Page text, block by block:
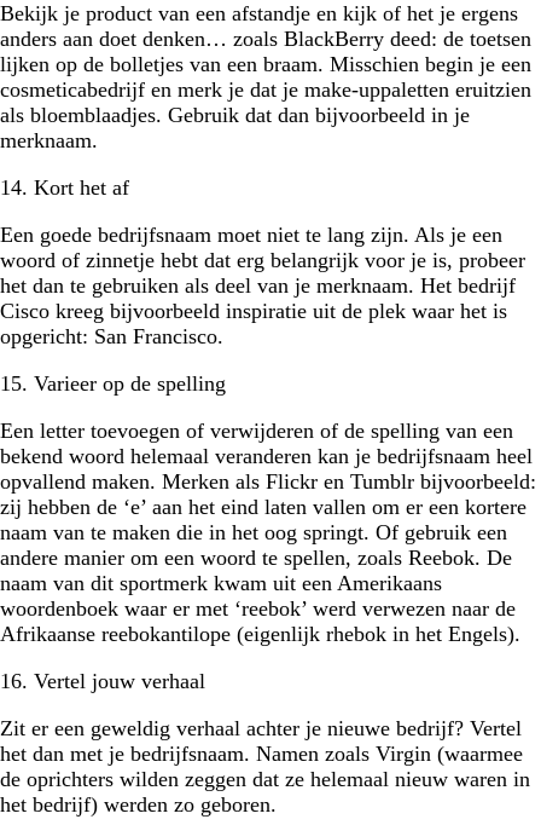
Bekijk je product van een afstandje en kijk of het je ergens
anders aan doet denken… zoals BlackBerry deed: de toetsen
lijken op de bolletjes van een braam. Misschien begin je een
cosmeticabedrijf en merk je dat je make-uppaletten eruitzien
als bloemblaadjes. Gebruik dat dan bijvoorbeeld in je
merknaam.
14. Kort het af
Een goede bedrijfsnaam moet niet te lang zijn. Als je een
woord of zinnetje hebt dat erg belangrijk voor je is, probeer
het dan te gebruiken als deel van je merknaam. Het bedrijf
Cisco kreeg bijvoorbeeld inspiratie uit de plek waar het is
opgericht: San Francisco.
15. Varieer op de spelling
Een letter toevoegen of verwijderen of de spelling van een
bekend woord helemaal veranderen kan je bedrijfsnaam heel
opvallend maken. Merken als Flickr en Tumblr bijvoorbeeld:
zij hebben de ‘e’ aan het eind laten vallen om er een kortere
naam van te maken die in het oog springt. Of gebruik een
andere manier om een woord te spellen, zoals Reebok. De
naam van dit sportmerk kwam uit een Amerikaans
woordenboek waar er met ‘reebok’ werd verwezen naar de
Afrikaanse reebokantilope (eigenlijk rhebok in het Engels).
16. Vertel jouw verhaal
Zit er een geweldig verhaal achter je nieuwe bedrijf? Vertel
het dan met je bedrijfsnaam. Namen zoals Virgin (waarmee
de oprichters wilden zeggen dat ze helemaal nieuw waren in
het bedrijf) werden zo geboren.